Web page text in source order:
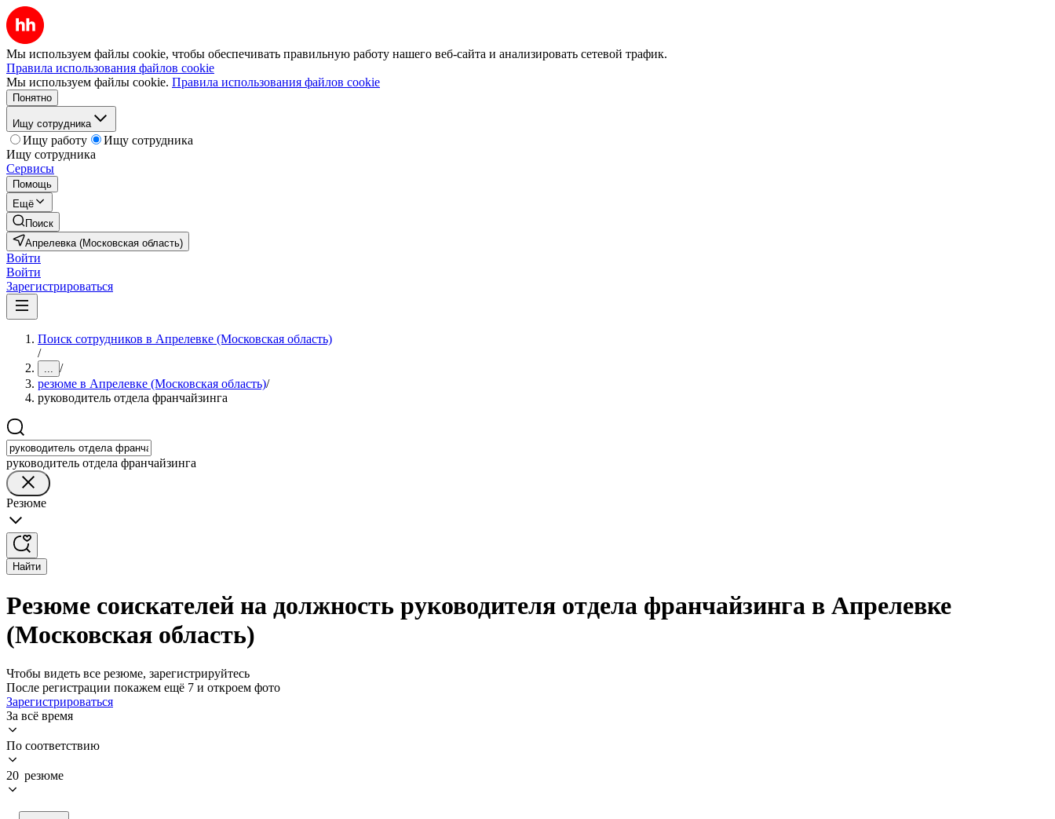
Мы используем файлы cookie, чтобы обеспечивать правильную работу нашего веб-сайта и анализировать сетевой трафик.
Правила использования файлов cookie
Мы используем файлы cookie. Правила использования файлов cookie
Понятно
Ищу сотрудника
Ищу работу
Ищу сотрудника
Ищу сотрудника
Сервисы
Помощь
Ещё
Поиск
Апрелевка (Московская область)
Войти
Войти
Зарегистрироваться
Поиск сотрудников в Апрелевке (Московская область)
/
... /
резюме в Апрелевке (Московская область)/
руководитель отдела франчайзинга
руководитель отдела франчайзинга
Резюме
Найти
Резюме соискателей на должность руководителя отдела франчайзинга в Апрелевке
(Московская область)
Чтобы видеть все резюме, зарегистрируйтесь
После регистрации покажем ещё 7 и откроем фото
Зарегистрироваться
За всё время
По соответствию
20 резюме